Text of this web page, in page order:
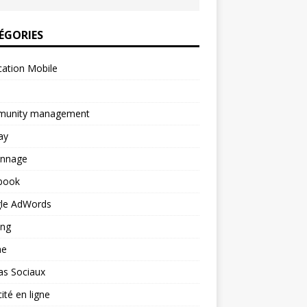
Mobile
management
AdWords
Sociaux
en ligne